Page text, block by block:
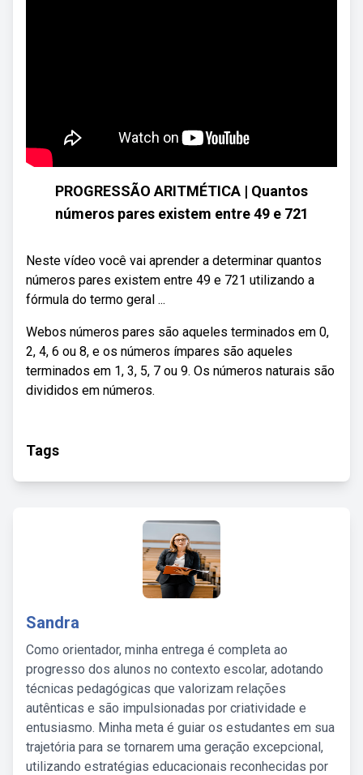
PROGRESSÃO ARITMÉTICA | Quantos
números pares existem entre 49 e 721
Neste vídeo você vai aprender a determinar quantos
números pares existem entre 49 e 721 utilizando a
fórmula do termo geral ...
Webos números pares são aqueles terminados em 0,
2, 4, 6 ou 8, e os números ímpares são aqueles
terminados em 1, 3, 5, 7 ou 9. Os números naturais são
divididos em números.
Tags
Sandra
Como orientador, minha entrega é completa ao
progresso dos alunos no contexto escolar, adotando
técnicas pedagógicas que valorizam relações
autênticas e são impulsionadas por criatividade e
entusiasmo. Minha meta é guiar os estudantes em sua
trajetória para se tornarem uma geração excepcional,
utilizando estratégias educacionais reconhecidas por